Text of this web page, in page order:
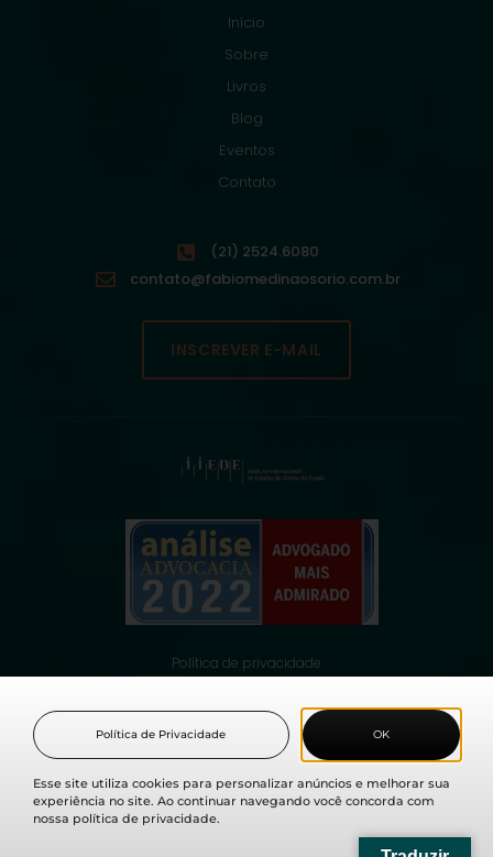
Início
Sobre
Livros
Blog
Eventos
Contato
(21) 2524.6080
contato@fabiomedinaosorio.com.br
INSCREVER E-MAIL
Política de privacidade
© 2021 Fabio Medina Osorio, todos os direitos reservados.
Esse site utiliza cookies para personalizar anúncios e melhorar sua
experiência no site. Ao continuar navegando você concorda com
nossa política de privacidade.
OK
Política de Privacidade